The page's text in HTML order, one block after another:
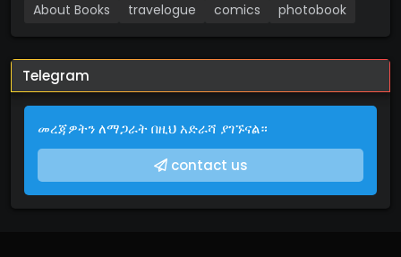
About Books
travelogue comics photobook
Telegram
መረጃዎትን ለማጋራት በዚህ አድራሻ ያገኙናል።
contact us